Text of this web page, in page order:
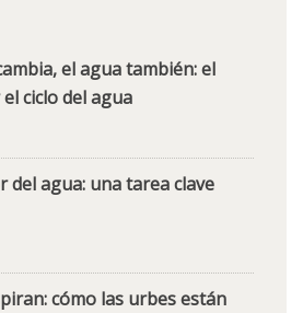
el agua también: el
ciclo del agua
del agua: una tarea clave
cómo las urbes están